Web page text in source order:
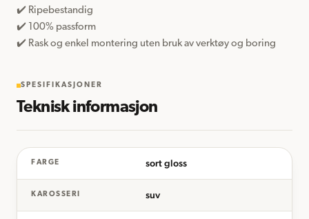
✔️ Ripebestandig
✔️ 100% passform
✔️ Rask og enkel montering uten bruk av verktøy og boring
SPESIFIKASJONER
Teknisk informasjon
FARGE sort gloss
KAROSSERI suv